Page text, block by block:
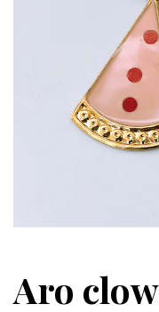
Aro